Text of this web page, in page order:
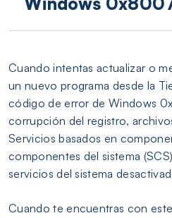
Cuando intentas actualizar o
un nuevo programa desde la
código de error de Windows
corrupción del registro,
Servicios basados en
componentes del sistema
servicios del sistema
Cuando te encuentras con